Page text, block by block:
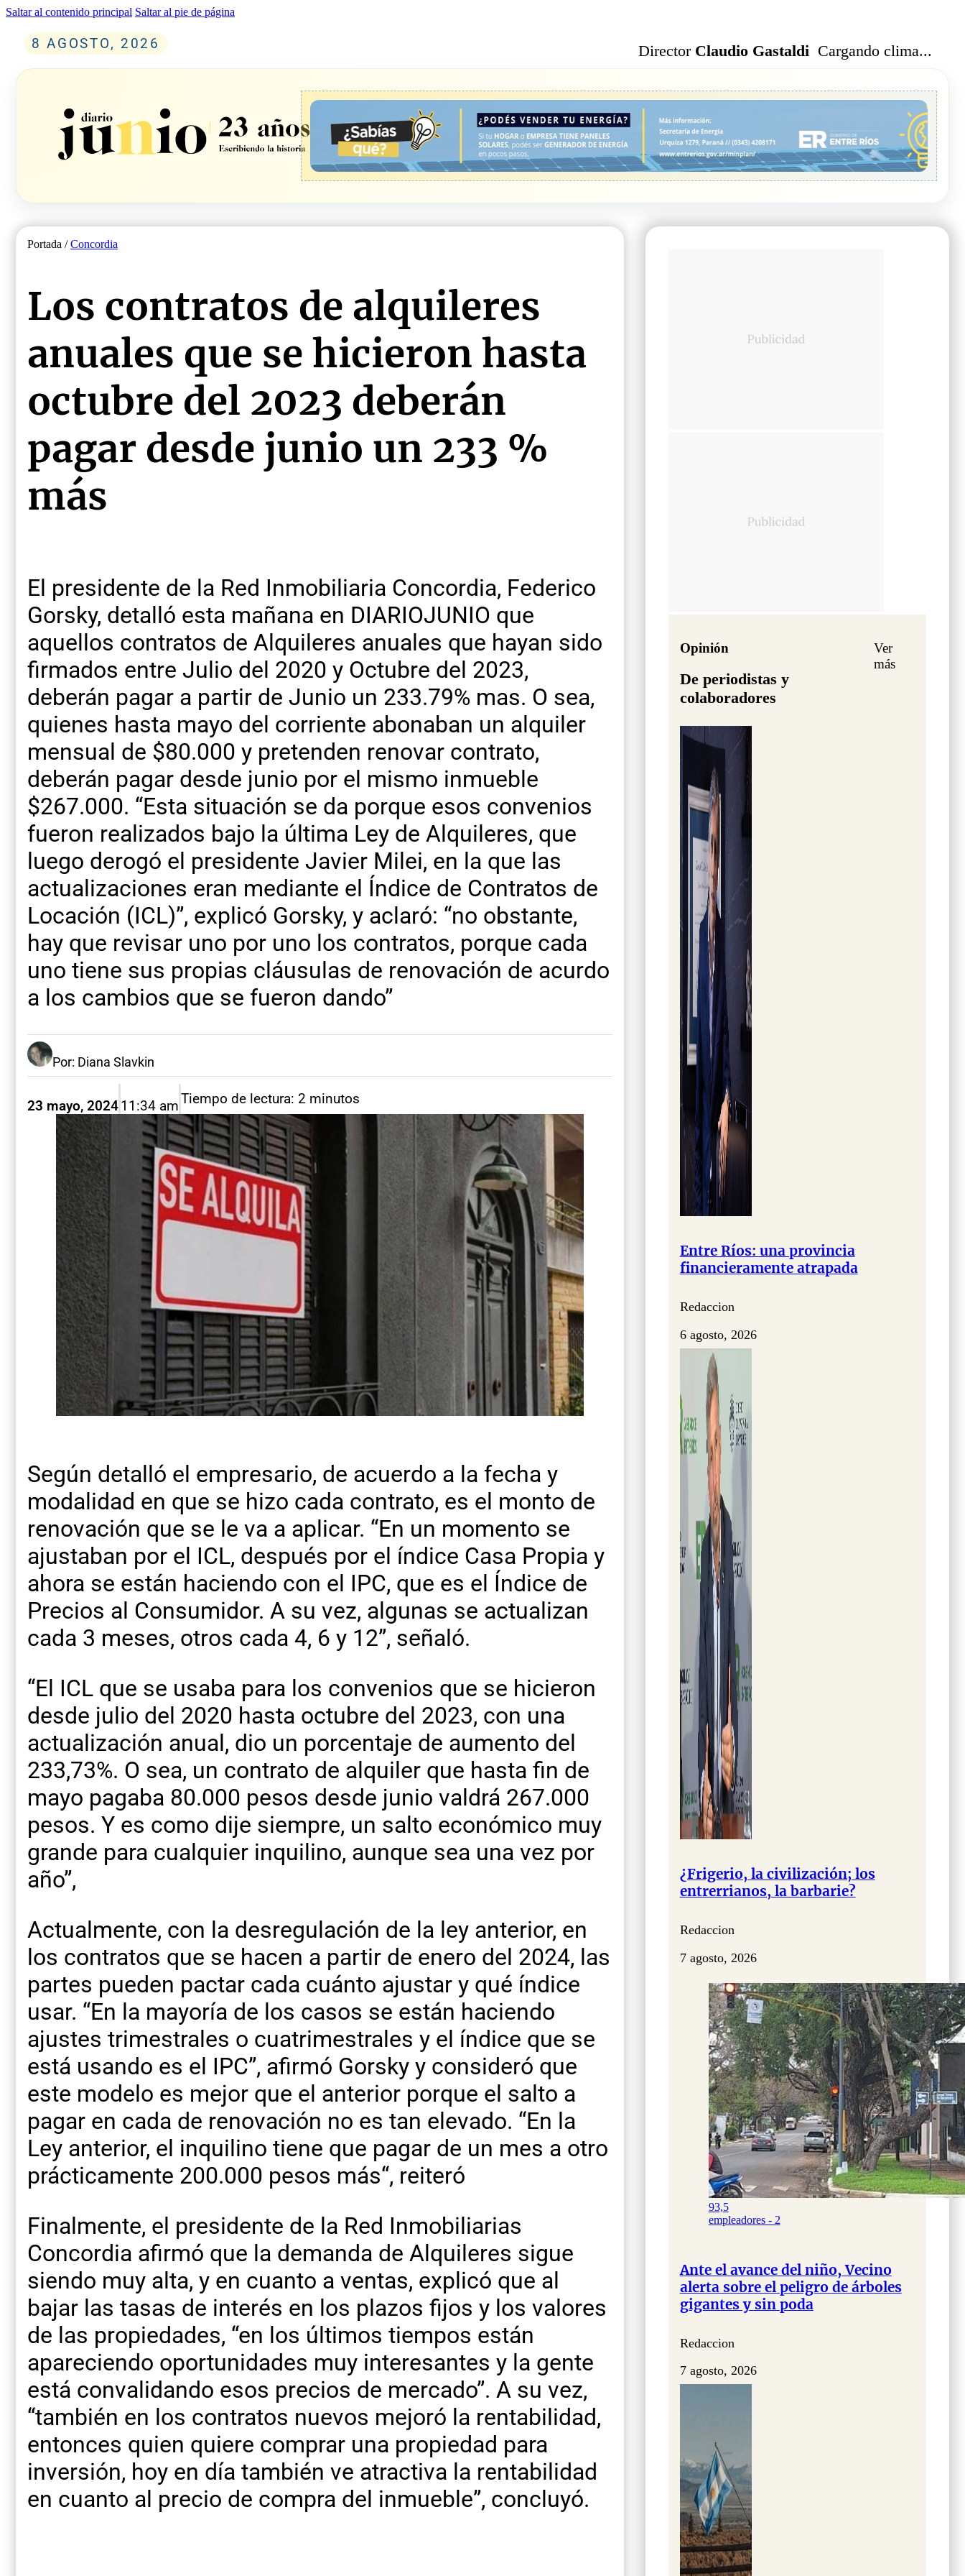
Saltar al contenido principal Saltar al pie de página
8 AGOSTO, 2026 Director Claudio Gastaldi Cargando clima...
Portada /Concordia
Los contratos de alquileres
anuales que se hicieron hasta
octubre del 2023 deberán
pagar desde junio un 233 %
más
El presidente de la Red Inmobiliaria Concordia, Federico
Gorsky, detalló esta mañana en DIARIOJUNIO que
aquellos contratos de Alquileres anuales que hayan sido
firmados entre Julio del 2020 y Octubre del 2023,
deberán pagar a partir de Junio un 233.79% mas. O sea,
quienes hasta mayo del corriente abonaban un alquiler
mensual de $80.000 y pretenden renovar contrato,
deberán pagar desde junio por el mismo inmueble
$267.000. “Esta situación se da porque esos convenios
fueron realizados bajo la última Ley de Alquileres, que
luego derogó el presidente Javier Milei, en la que las
actualizaciones eran mediante el Índice de Contratos de
Locación (ICL)”, explicó Gorsky, y aclaró: “no obstante,
hay que revisar uno por uno los contratos, porque cada
uno tiene sus propias cláusulas de renovación de acurdo
a los cambios que se fueron dando”
Por: Diana Slavkin
23 mayo, 202411:34 amTiempo de lectura: 2 minutos
Según detalló el empresario, de acuerdo a la fecha y
modalidad en que se hizo cada contrato, es el monto de
renovación que se le va a aplicar. “En un momento se
ajustaban por el ICL, después por el índice Casa Propia y
ahora se están haciendo con el IPC, que es el Índice de
Precios al Consumidor. A su vez, algunas se actualizan
cada 3 meses, otros cada 4, 6 y 12”, señaló.
“El ICL que se usaba para los convenios que se hicieron
desde julio del 2020 hasta octubre del 2023, con una
actualización anual, dio un porcentaje de aumento del
233,73%. O sea, un contrato de alquiler que hasta fin de
mayo pagaba 80.000 pesos desde junio valdrá 267.000
pesos. Y es como dije siempre, un salto económico muy
grande para cualquier inquilino, aunque sea una vez por
año”,
Actualmente, con la desregulación de la ley anterior, en
los contratos que se hacen a partir de enero del 2024, las
partes pueden pactar cada cuánto ajustar y qué índice
usar. “En la mayoría de los casos se están haciendo
ajustes trimestrales o cuatrimestrales y el índice que se
está usando es el IPC”, afirmó Gorsky y consideró que
este modelo es mejor que el anterior porque el salto a
pagar en cada de renovación no es tan elevado. “En la
Ley anterior, el inquilino tiene que pagar de un mes a otro
prácticamente 200.000 pesos más“, reiteró
Finalmente, el presidente de la Red Inmobiliarias
Concordia afirmó que la demanda de Alquileres sigue
siendo muy alta, y en cuanto a ventas, explicó que al
bajar las tasas de interés en los plazos fijos y los valores
de las propiedades, “en los últimos tiempos están
apareciendo oportunidades muy interesantes y la gente
está convalidando esos precios de mercado”. A su vez,
“también en los contratos nuevos mejoró la rentabilidad,
entonces quien quiere comprar una propiedad para
inversión, hoy en día también ve atractiva la rentabilidad
en cuanto al precio de compra del inmueble”, concluyó.
Opinión
De periodistas y
colaboradores
Ver
más
Entre Ríos: una provincia
financieramente atrapada
Redaccion
6 agosto, 2026
¿Frigerio, la civilización; los
entrerrianos, la barbarie?
Redaccion
7 agosto, 2026
93,5
empleadores - 2
Ante el avance del niño, Vecino
alerta sobre el peligro de árboles
gigantes y sin poda
Redaccion
7 agosto, 2026